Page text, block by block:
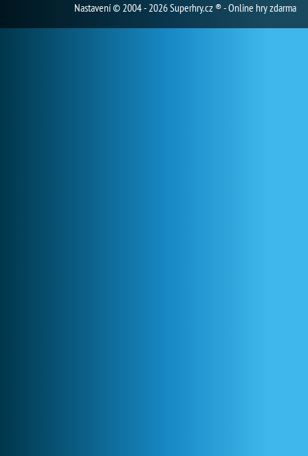
Nastavení© 2004 - 2026 Superhry.cz ® - Online hry zdarma